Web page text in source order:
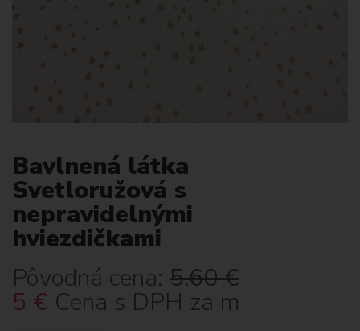
Bavlnená látka
Svetloružová s
nepravidelnými
hviezdičkami
Pôvodná cena: 5.60€
5 € Cena s DPH za m